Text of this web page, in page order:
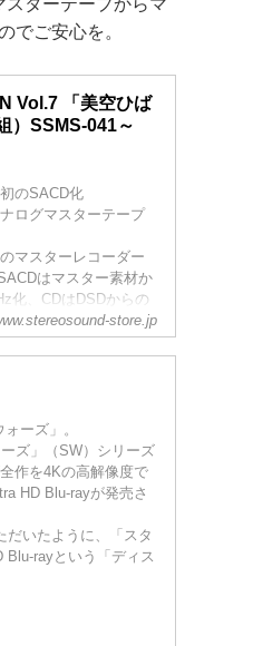
ターテープからマ
でご安心を。
Vol.7 「美空ひば
）SSMS-041～
のSACD化
ログマスターテープ
マスターレコーダー
はマスター素材か
化、CDはDSDからの
を再生して器に相応
store.jp
ーズ」。
ズ」（SW）シリーズ
作を4Kの高解像度で
HD Blu-rayが発売さ
だいたように、「スタ
rayという「ディス